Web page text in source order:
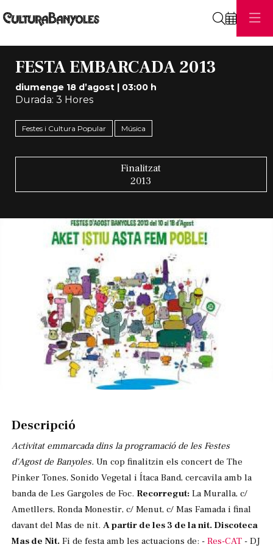
FESTA EMBARCADA 2013
diumenge 18 d’agost| 03:00 h
Durada: 3 Hores
Festes i Cultura Popular Música
Finalitzat
2013
Descripció
Activitat emmarcada dins la programació de les Festes
d'Agost de Banyoles. Un cop finalitzin els concert de The
Pinker Tones, Sonido Vegetal i Ítaca Band, cercavila amb la
banda de Les Gargoles de Foc. Recorregut: La Muralla, c/
Ametllers, Ronda Monestir, c/ Menut, c/ Mas Famada i final
davant del Mas de nit. A partir de les 3 de la nit. Discoteca
Mas de Nit. Fi de festa amb les actuacions de: - Res-CAT - DJ